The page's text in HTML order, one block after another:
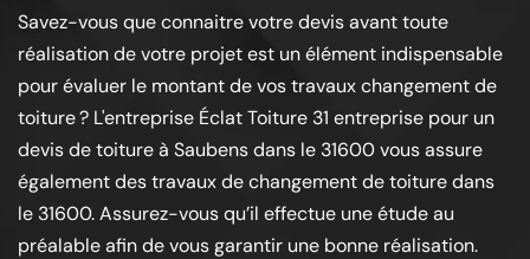
Savez-vous que connaitre votre devis avant toute
réalisation de votre projet est un élément indispensable
pour évaluer le montant de vos travaux changement de
toiture ? L'entreprise Éclat Toiture 31 entreprise pour un
devis de toiture à Saubens dans le 31600 vous assure
également des travaux de changement de toiture dans
le 31600. Assurez-vous qu’il effectue une étude au
préalable afin de vous garantir une bonne réalisation.